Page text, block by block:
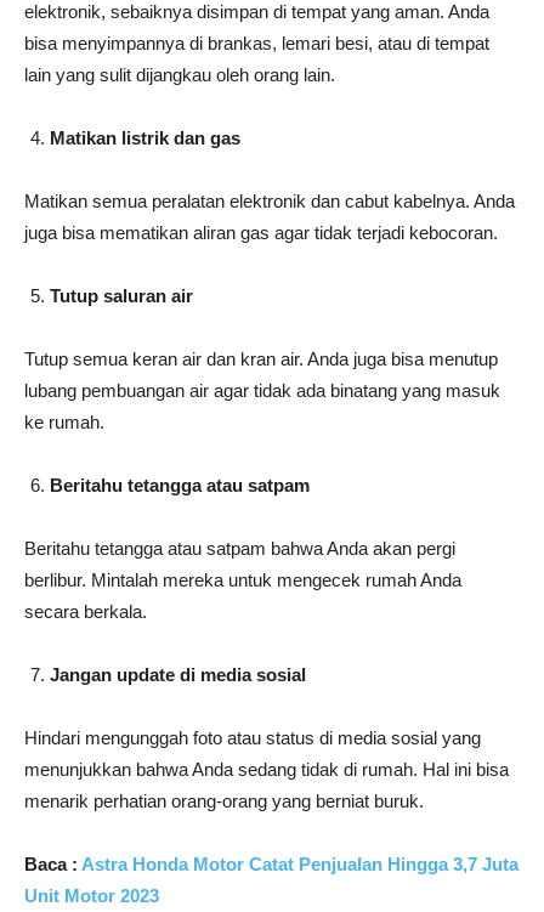
elektronik, sebaiknya disimpan di tempat yang aman. Anda
bisa menyimpannya di brankas, lemari besi, atau di tempat
lain yang sulit dijangkau oleh orang lain.
Matikan listrik dan gas
Matikan semua peralatan elektronik dan cabut kabelnya. Anda
juga bisa mematikan aliran gas agar tidak terjadi kebocoran.
Tutup saluran air
Tutup semua keran air dan kran air. Anda juga bisa menutup
lubang pembuangan air agar tidak ada binatang yang masuk
ke rumah.
Beritahu tetangga atau satpam
Beritahu tetangga atau satpam bahwa Anda akan pergi
berlibur. Mintalah mereka untuk mengecek rumah Anda
secara berkala.
Jangan update di media sosial
Hindari mengunggah foto atau status di media sosial yang
menunjukkan bahwa Anda sedang tidak di rumah. Hal ini bisa
menarik perhatian orang-orang yang berniat buruk.
Baca : Astra Honda Motor Catat Penjualan Hingga 3,7 Juta
Unit Motor 2023